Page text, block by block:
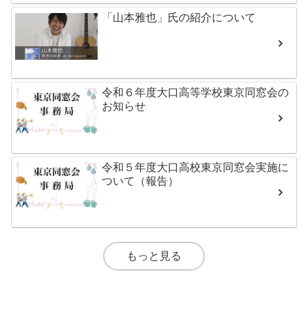
「山本雅也」氏の紹介について
令和６年度大口高等学校東京同窓会の
お知らせ
令和５年度大口高校東京同窓会実施に
ついて（報告）
もっと見る